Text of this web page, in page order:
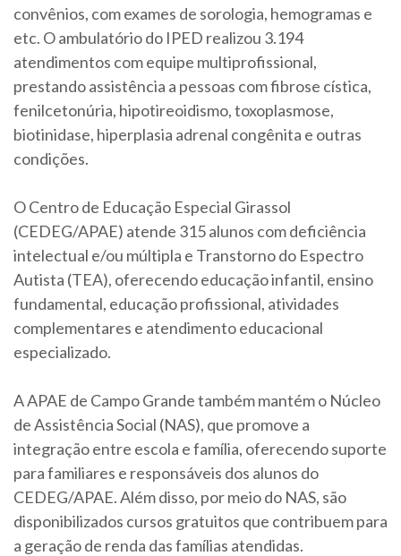
convênios, com exames de sorologia, hemogramas e
etc. O ambulatório do IPED realizou 3.194
atendimentos com equipe multiprofissional,
prestando assistência a pessoas com fibrose cística,
fenilcetonúria, hipotireoidismo, toxoplasmose,
biotinidase, hiperplasia adrenal congênita e outras
condições.
O Centro de Educação Especial Girassol
(CEDEG/APAE) atende 315 alunos com deficiência
intelectual e/ou múltipla e Transtorno do Espectro
Autista (TEA), oferecendo educação infantil, ensino
fundamental, educação profissional, atividades
complementares e atendimento educacional
especializado.
A APAE de Campo Grande também mantém o Núcleo
de Assistência Social (NAS), que promove a
integração entre escola e família, oferecendo suporte
para familiares e responsáveis dos alunos do
CEDEG/APAE. Além disso, por meio do NAS, são
disponibilizados cursos gratuitos que contribuem para
a geração de renda das famílias atendidas.